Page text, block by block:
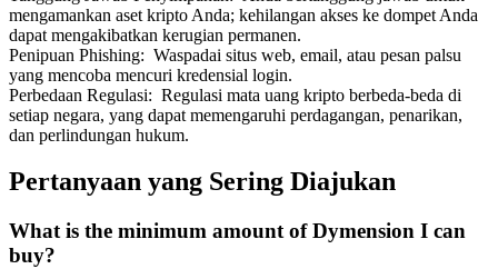
mengamankan aset kripto Anda; kehilangan akses ke dompet Anda
dapat mengakibatkan kerugian permanen.
Penipuan Phishing: Waspadai situs web, email, atau pesan palsu
yang mencoba mencuri kredensial login.
Perbedaan Regulasi: Regulasi mata uang kripto berbeda-beda di
setiap negara, yang dapat memengaruhi perdagangan, penarikan,
dan perlindungan hukum.
Pertanyaan yang Sering Diajukan
What is the minimum amount of Dymension I can
buy?